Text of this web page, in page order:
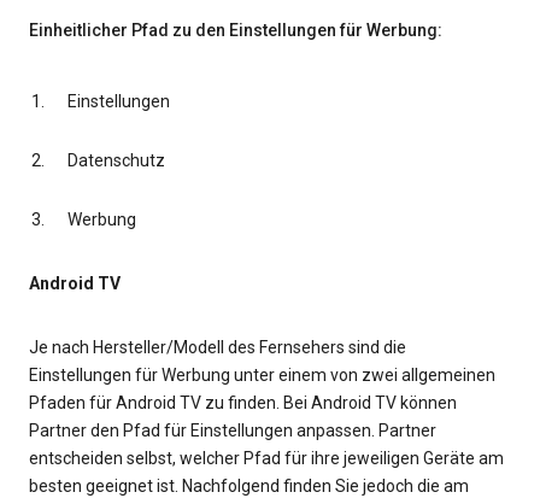
Einheitlicher Pfad zu den Einstellungen für Werbung:
Einstellungen
Datenschutz
Werbung
Android TV
Je nach Hersteller/Modell des Fernsehers sind die
Einstellungen für Werbung unter einem von zwei allgemeinen
Pfaden für Android TV zu finden. Bei Android TV können
Partner den Pfad für Einstellungen anpassen. Partner
entscheiden selbst, welcher Pfad für ihre jeweiligen Geräte am
besten geeignet ist. Nachfolgend finden Sie jedoch die am